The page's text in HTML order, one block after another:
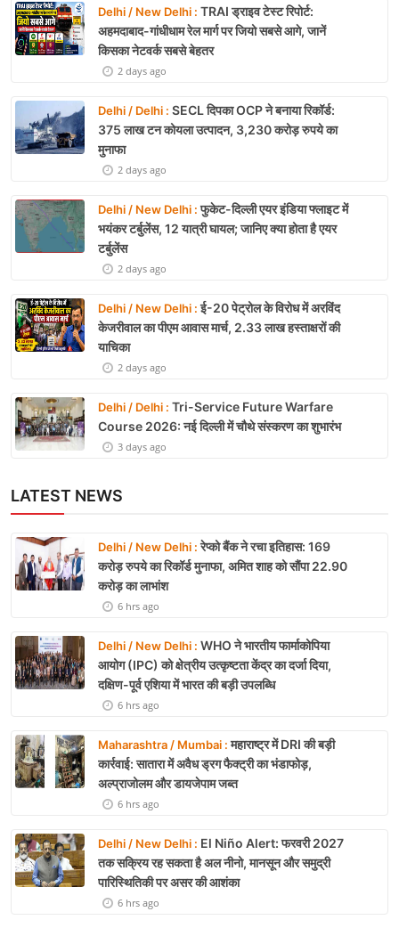
Delhi / New Delhi : TRAI ड्राइव टेस्ट रिपोर्ट:
अहमदाबाद-गांधीधाम रेल मार्ग पर जियो सबसे आगे, जानें
किसका नेटवर्क सबसे बेहतर
2 days ago
Delhi / Delhi : SECL दिपका OCP ने बनाया रिकॉर्ड:
375 लाख टन कोयला उत्पादन, 3,230 करोड़ रुपये का
मुनाफा
2 days ago
Delhi / New Delhi :फुकेट-दिल्ली एयर इंडिया फ्लाइट में
भयंकर टर्बुलेंस, 12 यात्री घायल; जानिए क्या होता है एयर
टर्बुलेंस
2 days ago
Delhi / New Delhi :ई-20 पेट्रोल के विरोध में अरविंद
केजरीवाल का पीएम आवास मार्च, 2.33 लाख हस्ताक्षरों की
याचिका
2 days ago
Delhi / Delhi : Tri-Service Future Warfare
Course 2026: नई दिल्ली में चौथे संस्करण का शुभारंभ
3 days ago
LATEST NEWS
Delhi / New Delhi :रेप्को बैंक ने रचा इतिहास: 169
करोड़ रुपये का रिकॉर्ड मुनाफा, अमित शाह को सौंपा 22.90
करोड़ का लाभांश
6 hrs ago
Delhi / New Delhi : WHO ने भारतीय फार्माकोपिया
आयोग (IPC) को क्षेत्रीय उत्कृष्टता केंद्र का दर्जा दिया,
दक्षिण-पूर्व एशिया में भारत की बड़ी उपलब्धि
6 hrs ago
Maharashtra / Mumbai :महाराष्ट्र में DRI की बड़ी
कार्रवाई: सातारा में अवैध ड्रग फैक्ट्री का भंडाफोड़,
अल्प्राजोलम और डायजेपाम जब्त
6 hrs ago
Delhi / New Delhi : El Niño Alert: फरवरी 2027
तक सक्रिय रह सकता है अल नीनो, मानसून और समुद्री
पारिस्थितिकी पर असर की आशंका
6 hrs ago